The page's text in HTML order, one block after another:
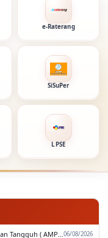
e-Raterang
SiSuPer
LPSE